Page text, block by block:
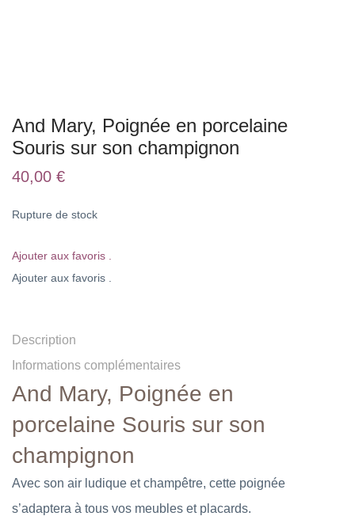
And Mary, Poignée en porcelaine
Souris sur son champignon
40,00 €
Rupture de stock
Ajouter aux favoris .
Ajouter aux favoris .
Description
Informations complémentaires
And Mary, Poignée en
porcelaine Souris sur son
champignon
Avec son air ludique et champêtre, cette poignée
s’adaptera à tous vos meubles et placards.